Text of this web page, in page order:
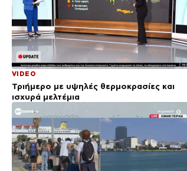
VIDEO
Τριήμερο με υψηλές θερμοκρασίες και
ισχυρά μελτέμια